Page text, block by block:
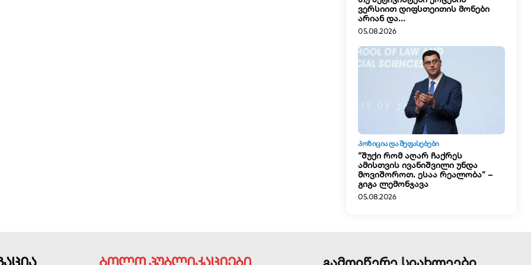
ვერსიით დიფსთეითის მონები
არიან და...
05.08.2026
ᲞᲝᲖᲘᲪᲘᲐ ᲓᲐ ᲨᲔᲤᲐᲡᲔᲑᲔᲑᲘ
“შუქი რომ აღარ ჩაქრეს
ამისთვის ივანიშვილი უნდა
მოვიშოროთ. ესაა რეალობა” –
გიგა ლემონჯავა
05.08.2026